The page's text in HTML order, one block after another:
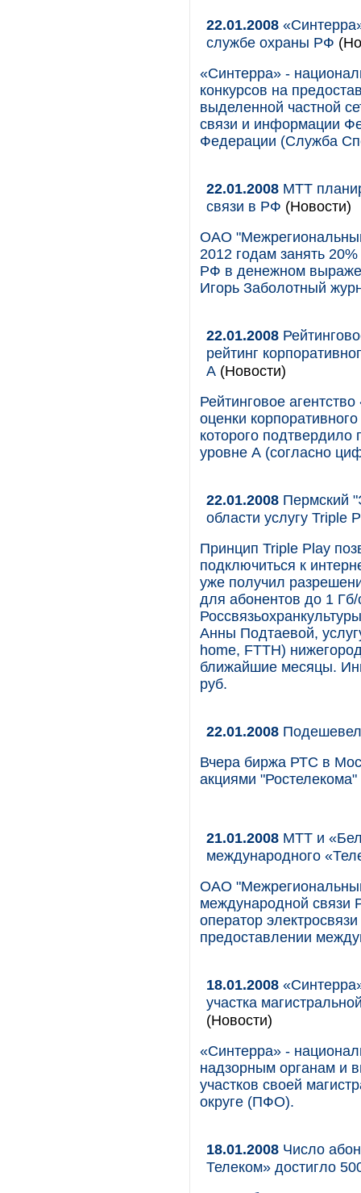
22.01.2008
службе охраны РФ
«Синтерра» -
конкурсов на
выделенной частной
связи и информации
Федерации (Служба
22.01.2008 МТТ
связи в РФ (Новости)
ОАО
2012 годам занять
РФ в денежном
Игорь Заболотный
22.01.2008
рейтинг
А (Новости)
Рейтинговое
оценки
которого
уровне А (согласно
22.01.2008 Пермский
области услугу Triple
Принцип Triple Play
подключиться к
уже получил
для абонентов до 1
Анны Подтаевой,
home, FTTH)
ближайшие месяцы.
руб.
22.01.2008 Подешевел
Вчера биржа РТС в
акциями
21.01.2008 МТТ и
международного
ОАО
международной связи
оператор
предоставлении
18.01.2008
участка
(Новости)
«Синтерра» -
надзорным органам и
участков своей
округе (ПФО).
18.01.2008 Число
Телеком» достигло